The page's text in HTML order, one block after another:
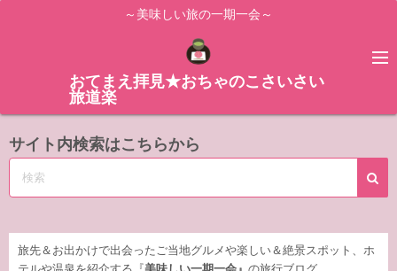
ス
ッ
～美味しい旅の一期一会～
おてまえ拝見★おちゃのこさいさい
旅道楽
サイト内検索はこちらから
旅先＆お出かけで出会ったご当地グルメや楽しい＆絶景スポット、ホ